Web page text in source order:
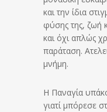
και την ίδια
φύσης της, ζωή
και όχι απλώς
παράταση.
μνήμη.
Η Παναγία
γιατί μπόρεσε